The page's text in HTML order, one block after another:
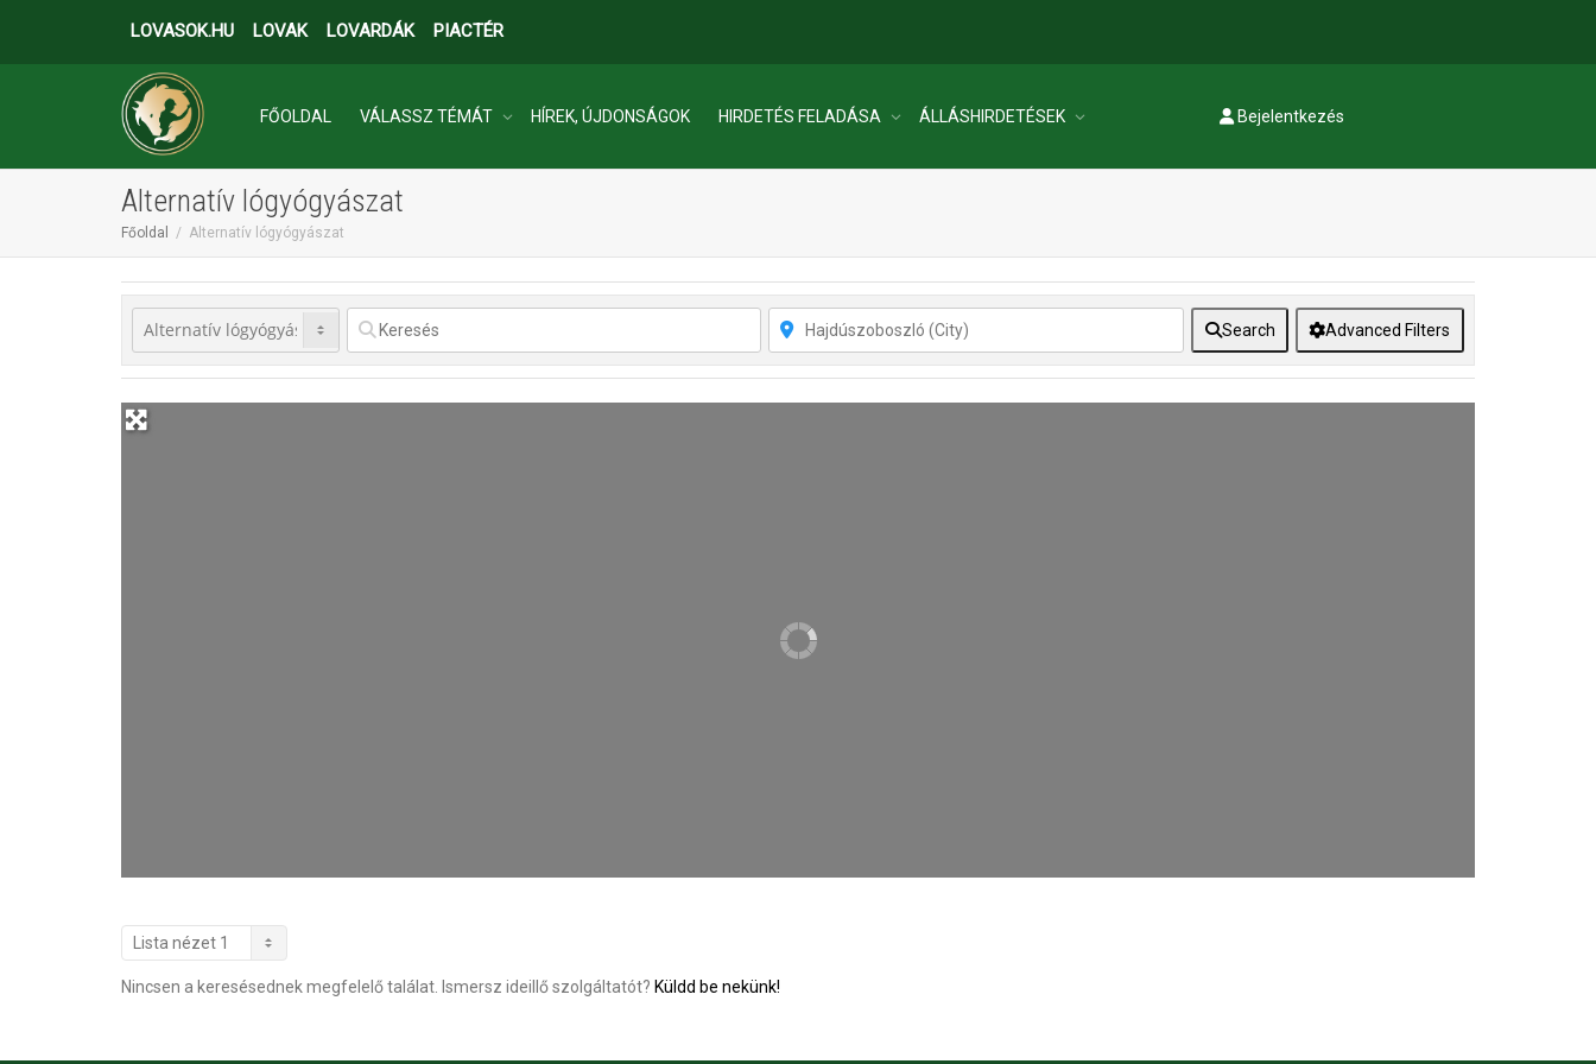
LOVASOK.HU LOVAK LOVARDÁK PIACTÉR
FŐOLDAL VÁLASSZ TÉMÁT HÍREK, ÚJDONSÁGOK HIRDETÉS FELADÁSA ÁLLÁSHIRDETÉSEK
INGATLANOK
Bejelentkezés
Alternatív lógyógyászat
Főoldal Alternatív lógyógyászat
Search Advanced Filters
Nincsen a keresésednek megfelelő találat. Ismersz ideillő szolgáltatót? Küldd be nekünk!